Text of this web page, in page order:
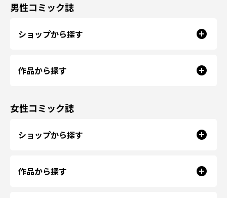
男性コミック誌
ショップから探す
作品から探す
女性コミック誌
ショップから探す
作品から探す